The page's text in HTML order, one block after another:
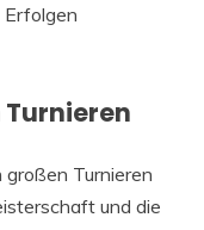
Erfolgen
Turnieren
und die